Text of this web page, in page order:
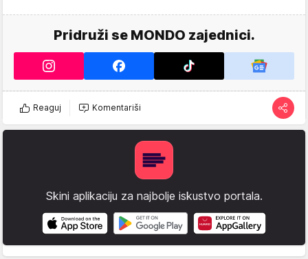
Pridruži se MONDO zajednici.
Reaguj Komentariši
Skini aplikaciju za najbolje iskustvo portala.